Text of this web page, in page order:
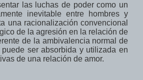
las luchas de podercomo un
inevitable entre hombres y
una racionalización convencional
de la agresión en la relación de
de la ambivalencia normal de
puede ser absorbida y utilizada en
de una relación de amor.